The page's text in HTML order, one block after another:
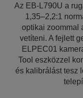
Az EB-L790U a
1,35–2,2:1
optikai zoommal
vetíteni. A fejlett
ELPEC01
Tool eszközzel
és kalibrálást tesz